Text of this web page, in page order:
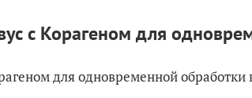
с Корагеном для
для одновременной обработки